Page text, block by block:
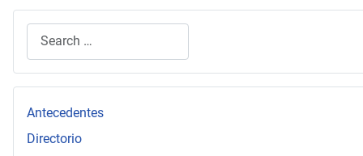
Search
Antecedentes
Directorio